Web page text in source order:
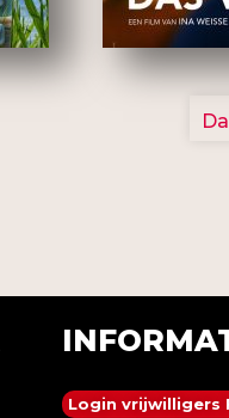
Login vrijwilligers